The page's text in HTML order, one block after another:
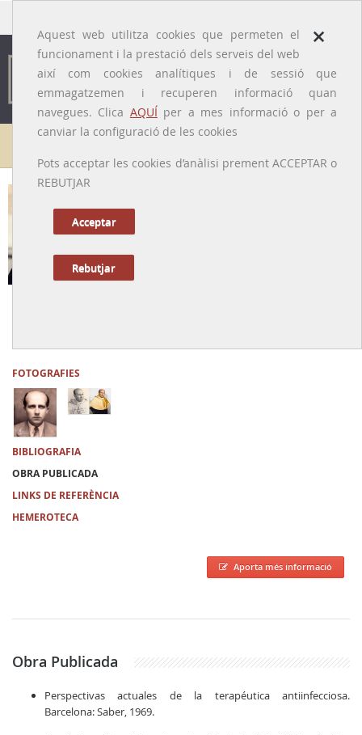
×
Aquest web utilitza cookies que permeten el
funcionament i la prestació dels serveis del web
així com cookies analítiques i de sessió que
emmagatzemen i recuperen informació quan
navegues. Clica AQUÍper a mes informació o per a
canviar la configuració de les cookies
Pots acceptar les cookies d’anàlisi prement ACCEPTAR o
REBUTJAR
Acceptar
Rebutjar
Galeria de metges
[Berga, 1918 – Barcelona, 2007]
FOTOGRAFIES
BIBLIOGRAFIA
OBRA PUBLICADA
LINKS DE REFERÈNCIA
HEMEROTECA
Aporta més informació
Obra Publicada
Perspectivas actuales de la terapéutica antiinfecciosa.
Barcelona: Saber, 1969.